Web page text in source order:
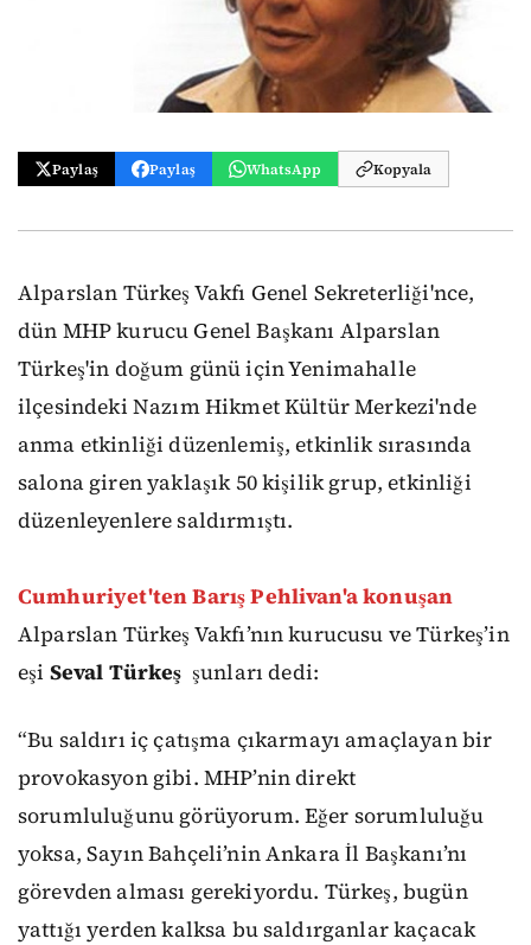
Paylaş Paylaş WhatsApp Kopyala
Alparslan Türkeş Vakfı Genel Sekreterliği'nce,
dün MHP kurucu Genel Başkanı Alparslan
Türkeş'in doğum günü için Yenimahalle
ilçesindeki Nazım Hikmet Kültür Merkezi'nde
anma etkinliği düzenlemiş, etkinlik sırasında
salona giren yaklaşık 50 kişilik grup, etkinliği
düzenleyenlere saldırmıştı.
Cumhuriyet'ten Barış Pehlivan'a konuşan
Alparslan Türkeş Vakfı’nın kurucusu ve Türkeş’in
eşi Seval Türkeş şunları dedi:
“Bu saldırı iç çatışma çıkarmayı amaçlayan bir
provokasyon gibi. MHP’nin direkt
sorumluluğunu görüyorum. Eğer sorumluluğu
yoksa, Sayın Bahçeli’nin Ankara İl Başkanı’nı
görevden alması gerekiyordu. Türkeş, bugün
yattığı yerden kalksa bu saldırganlar kaçacak